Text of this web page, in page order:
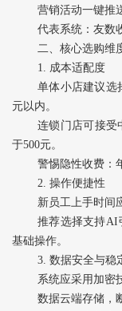
营销活动一键推
代表系统‌：友数
二、核心选购维
1. ‌成本适配度‌
单体小店建议选
元以内。
连锁门店可接受
于500元。
警惕隐性收费：
2. ‌操作便捷性‌
新员工上手时间
推荐选择支持AI
基础操作。
3. ‌数据安全与稳
系统应采用加密
数据云端存储，